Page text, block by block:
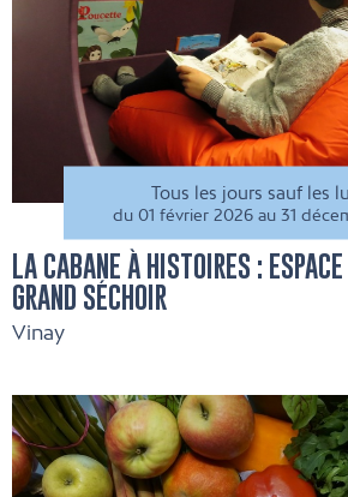
Tous les jours sauf les
du 01 février 2026 au 31
LA CABANE À HISTOIRES :
GRAND SÉCHOIR
Vinay